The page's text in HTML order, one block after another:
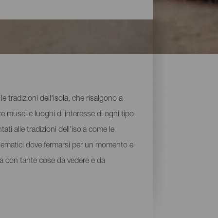
tradizioni dell'isola, che risalgono a
musei e luoghi di interesse di ogni tipo
alle tradizioni dell'isola come le
dove fermarsi per un momento e
con tante cose da vedere e da